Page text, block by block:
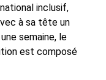
inclusif,
à sa tête un
semaine, le
est composé